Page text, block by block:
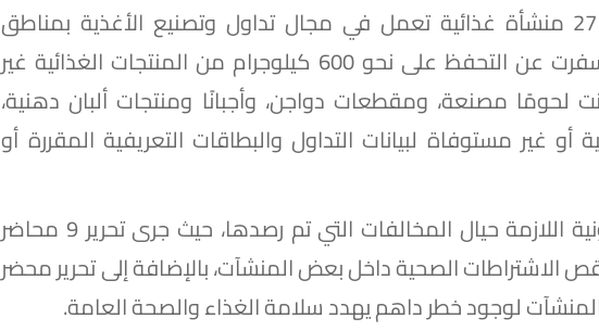
وشملت الحملة المرور على 27 منشأة غذائية تعمل في مجال تداول وتصنيع الأغذية بمناطق
مختلفة داخل المحافظة، وأسفرت عن التحفظ على نحو 600 كيلوجرام من المنتجات الغذائية غير
لحومًا مصنعة، ومقطعات دواجن، وأجبانًا ومنتجات ألبان دهنية،
أو غير مستوفاة لبيانات التداول والبطاقات التعريفية المقررة أو
كما تم اتخاذ الإجراءات القانونية اللازمة حيال المخالفات التي تم رصدها، حيث جرى تحرير 9 محاضر
الصحية داخل بعض المنشآت، بالإضافة إلى تحرير محضر
لوجود خطر داهم يهدد سلامة الغذاء والصحة العامة.